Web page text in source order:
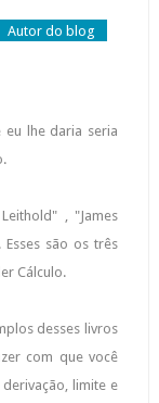
eu lhe daria seria
, "James
são os três
Cálculo.
desses livros
com que você
limite e